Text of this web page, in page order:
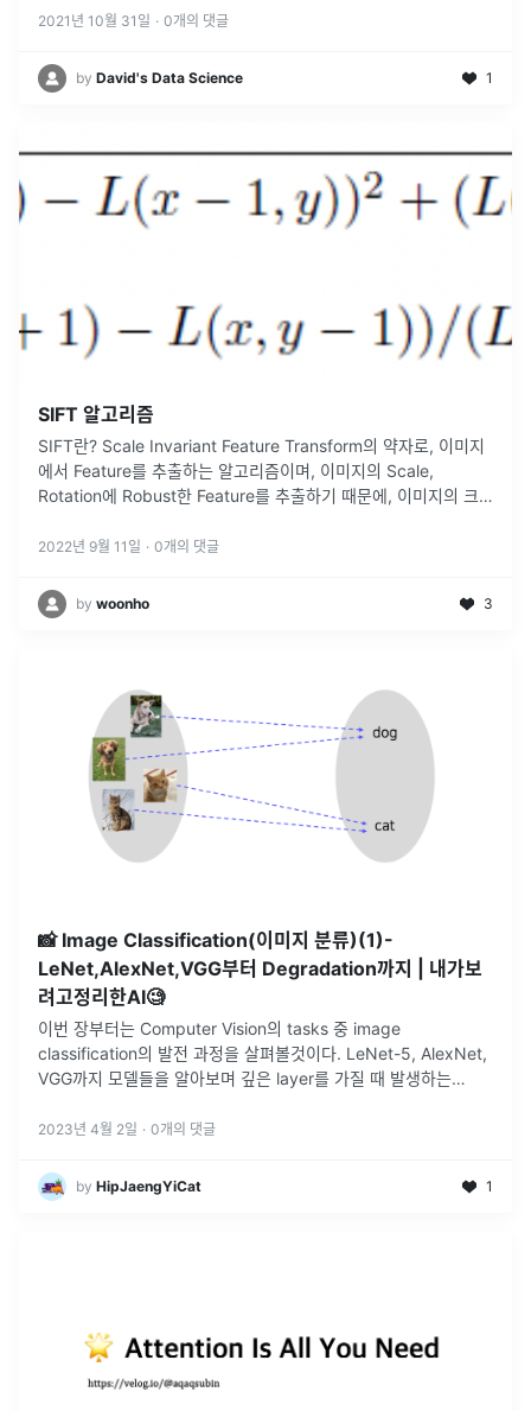
2021년 10월 31일 · 0개의 댓글
by David's Data Science 1
SIFT 알고리즘
SIFT란? Scale Invariant Feature Transform의 약자로, 이미지
에서 Feature를 추출하는 알고리즘이며, 이미지의 Scale,
Rotation에 Robust한 Feature를 추출하기 때문에, 이미지의 크
2022년 9월 11일 · 0개의 댓글
by woonho 3
📸 Image Classification(이미지 분류)(1)-
LeNet,AlexNet,VGG부터 Degradation까지 | 내가보
려고정리한AI🧐
이번 장부터는 Computer Vision의 tasks 중 image
classification의 발전 과정을 살펴볼것이다. LeNet-5, AlexNet,
VGG까지 모델들을 알아보며 깊은 layer를 가질 때 발생하는
2023년 4월 2일 · 0개의 댓글
by HipJaengYiCat 1